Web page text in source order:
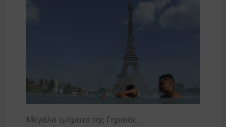
Μεγάλα τμήματα της Γηραιάς